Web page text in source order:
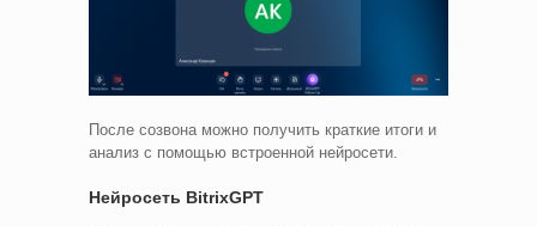
После созвона можно получить краткие итоги и
анализ с помощью встроенной нейросети.
Нейросеть BitrixGPT